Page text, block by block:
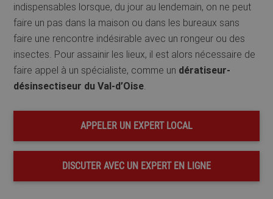
indispensables lorsque, du jour au lendemain, on ne peut
faire un pas dans la maison ou dans les bureaux sans
faire une rencontre indésirable avec un rongeur ou des
insectes. Pour assainir les lieux, il est alors nécessaire de
faire appel à un spécialiste, comme un dératiseur-
désinsectiseur du Val-d’Oise.
APPELER UN EXPERT LOCAL
DISCUTER AVEC UN EXPERT EN LIGNE